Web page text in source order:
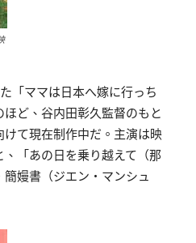
「ママは日本へ嫁に行っち
ど、谷内田彰久監督のもと
て現在制作中だ。主演は映
「あの日を乗り越えて（那
嫚書（ジエン・マンシュ